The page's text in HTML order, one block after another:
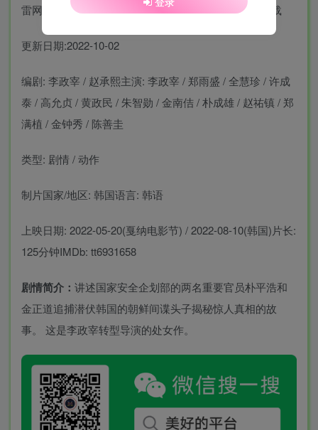
雷网盘,百度网盘,mp4磁力电驴ed2k,百度云115网盘下载
更新日期:2022-10-02
编剧: 李政宰 / 赵承熙主演: 李政宰 / 郑雨盛 / 全慧珍 / 许成
泰 / 高允贞 / 黄政民 / 朱智勋 / 金南佶 / 朴成雄 / 赵祐镇 / 郑
满植 / 金钟秀 / 陈善圭
类型: 剧情 / 动作
制片国家/地区: 韩国语言: 韩语
上映日期: 2022-05-20(戛纳电影节) / 2022-08-10(韩国)片长:
125分钟IMDb: tt6931658
剧情简介： 讲述国家安全企划部的两名重要官员朴平浩和
金正道追捕潜伏韩国的朝鲜间谍头子揭秘惊人真相的故
事。 这是李政宰转型导演的处女作。